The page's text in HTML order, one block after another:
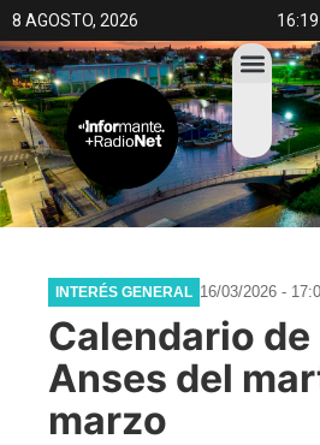
8 AGOSTO, 2026 16:19
INTERÉS GENERAL 16/03/2026 -
Calendario
Anses del
marzo